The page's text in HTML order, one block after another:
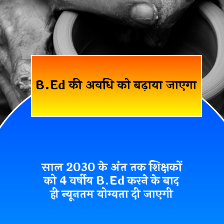
B.Ed की अवधि को बढ़ाया जाएगा
साल 2030 के अंत तक शिक्षकों
को 4 वर्षीय B.Ed करने के बाद
ही न्यूनतम योग्यता दी जाएगी